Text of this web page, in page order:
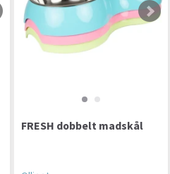
FRESH dobbelt madskål